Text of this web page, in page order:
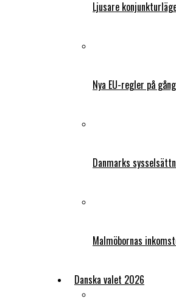
Ljusare
Nya EU-regler på
Danmarks
Malmöbornas
Danska valet 2026